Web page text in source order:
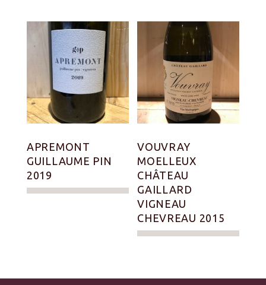
APREMONT
GUILLAUME PIN
2019
VOUVRAY
MOELLEUX
CHÂTEAU
GAILLARD
VIGNEAU
CHEVREAU 2015